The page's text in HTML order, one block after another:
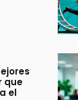
que
el